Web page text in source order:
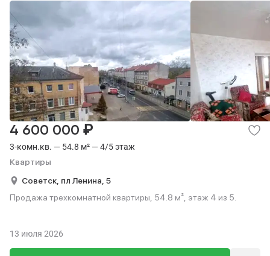
3-комн.кв. — 54.8 м² — 4/5 этаж
Квартиры
4 600 000 ₽
Советск, пл Ленина, 5
Продажа трехкомнатной квартиры, 54.8 м², этаж 4 из 5.
13 июля 2026